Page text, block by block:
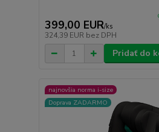
399,00 EUR/ks
324,39 EUR bez DPH
Pridať do
najnovšia norma i-size
Doprava ZADARMO